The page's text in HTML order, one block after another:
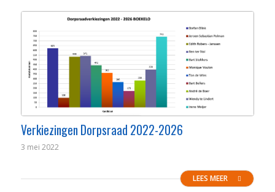
Verkiezingen Dorpsraad 2022-2026
3 mei 2022
LEES MEER